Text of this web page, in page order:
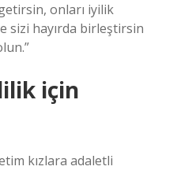
onları iyilik
sizi hayırda birleştirsin
için
kızlara adaletli